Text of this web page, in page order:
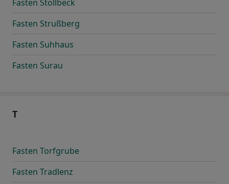
Fasten Stollbeck
Fasten Strußberg
Fasten Suhhaus
Fasten Surau
T
Fasten Torfgrube
Fasten Tradlenz